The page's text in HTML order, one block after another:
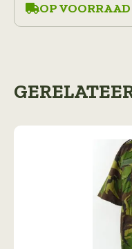
OP